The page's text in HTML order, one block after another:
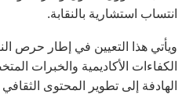
انتساب استشارية بالنقابة.
ويأتي هذا التعيين في إطار حرص
الكفاءات الأكاديمية والخبرات
الهادفة إلى تطوير المحتوى